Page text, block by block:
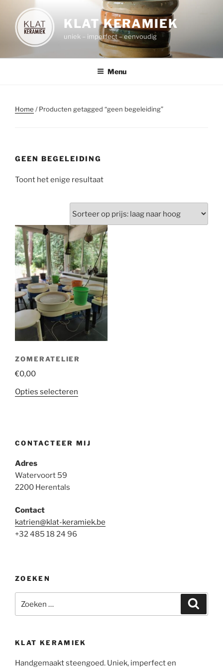
inhoud
KLAT KERAMIEK
uniek – imperfect – eenvoudig
Menu
Home / Producten getagged “geen begeleiding”
GEEN BEGELEIDING
Toont het enige resultaat
ZOMERATELIER
€0,00
Opties selecteren
CONTACTEER MIJ
Adres
Watervoort 59
2200 Herentals
Contact
katrien@klat-keramiek.be
+32 485 18 24 96
ZOEKEN
naar:
KLAT KERAMIEK
Handgemaakt steengoed. Uniek, imperfect en